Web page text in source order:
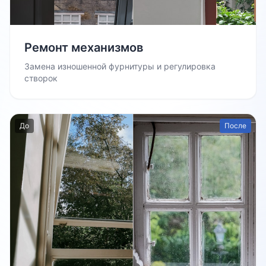
Ремонт механизмов
Замена изношенной фурнитуры и регулировка
створок
До После